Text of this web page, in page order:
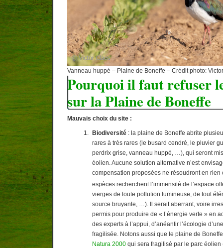
Vanneau huppé – Plaine de Boneffe – Crédit photo:
Pourquoi il faut refuser
sur la Plaine de Boneffe
Mauvais choix du site :
Biodiversité : la plaine de Boneffe abrite
rares à très rares (le busard cendré, le pluvier
perdrix grise, vanneau huppé, …), qui seront
éolien. Aucune solution alternative n’est
compensation proposées ne résoudront en rien
espèces recherchent l’immensité de l’espace
vierges de toute pollution lumineuse, de tout
source bruyante, …). Il serait aberrant, voire
permis pour produire de « l’énergie verte » en
des experts à l’appui, d’anéantir l’écologie
fragilisée. Notons aussi que le plaine de
Natura 2000 qui sera fragilisé par le parc